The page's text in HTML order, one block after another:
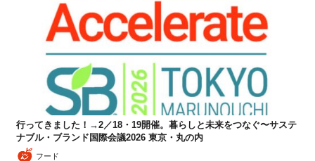
行ってきました！→2／18・19開催。暮らしと未来をつなぐ〜サステ
ナブル・ブランド国際会議2026 東京・丸の内
フード